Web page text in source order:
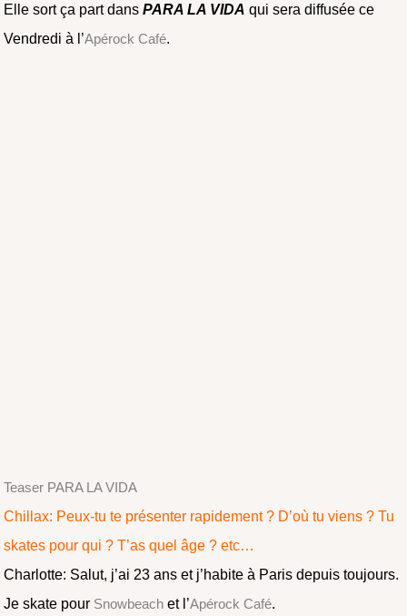
Elle sort ça part dansPARA LA VIDA qui sera diffusée ce
Vendredi à l’Apérock Café.
Teaser PARA LA VIDA
Chillax: Peux-tu te présenter rapidement ? D’où tu viens ? Tu
skates pour qui ? T’as quel âge ? etc…
Charlotte: Salut, j’ai 23 ans et j’habite à Paris depuis toujours.
Je skate pour Snowbeach et l’Apérock Café.